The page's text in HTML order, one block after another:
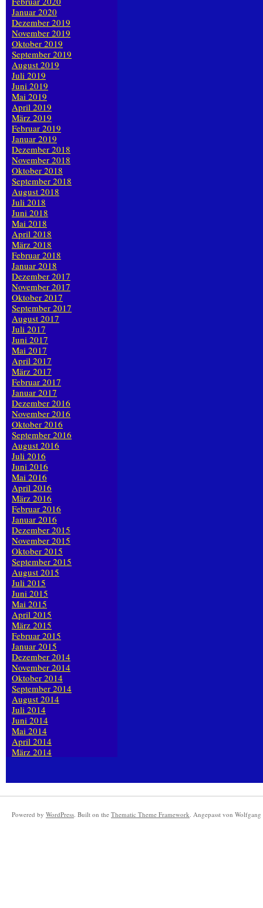
Januar 2020
Dezember 2019
November 2019
Oktober 2019
September 2019
August 2019
Juli 2019
Juni 2019
Mai 2019
April 2019
März 2019
Februar 2019
Januar 2019
Dezember 2018
November 2018
Oktober 2018
September 2018
August 2018
Juli 2018
Juni 2018
Mai 2018
April 2018
März 2018
Februar 2018
Januar 2018
Dezember 2017
November 2017
Oktober 2017
September 2017
August 2017
Juli 2017
Juni 2017
Mai 2017
April 2017
März 2017
Februar 2017
Januar 2017
Dezember 2016
November 2016
Oktober 2016
September 2016
August 2016
Juli 2016
Juni 2016
Mai 2016
April 2016
März 2016
Februar 2016
Januar 2016
Dezember 2015
November 2015
Oktober 2015
September 2015
August 2015
Juli 2015
Juni 2015
Mai 2015
April 2015
März 2015
Februar 2015
Januar 2015
Dezember 2014
November 2014
Oktober 2014
September 2014
August 2014
Juli 2014
Juni 2014
Mai 2014
April 2014
März 2014
Powered by WordPress. Built on the Thematic Theme Framework. Angepasst von